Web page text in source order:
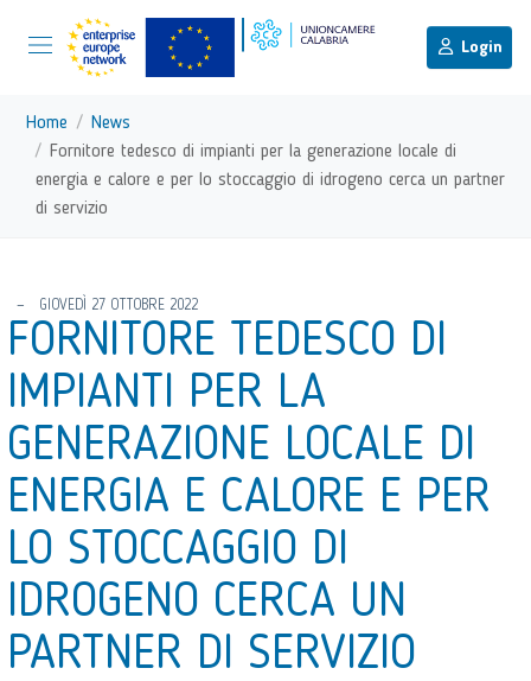
Vai ai contenuti
Login
torna al menu di scelta rapida
Menu di navigazione principale
Home
News
Fornitore tedesco di impianti per la generazione locale di
energia e calore e per lo stoccaggio di idrogeno cerca un partner
di servizio
GIOVEDÌ 27 OTTOBRE 2022
FORNITORE TEDESCO DI
IMPIANTI PER LA
GENERAZIONE LOCALE DI
ENERGIA E CALORE E PER
LO STOCCAGGIO DI
IDROGENO CERCA UN
PARTNER DI SERVIZIO